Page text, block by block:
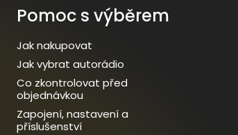
Pomoc s výběrem
Jak nakupovat
Jak vybrat autorádio
Co zkontrolovat před
objednávkou
Zapojení, nastavení a
příslušenství